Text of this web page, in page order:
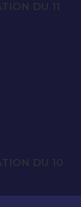
DU 11
DU 10